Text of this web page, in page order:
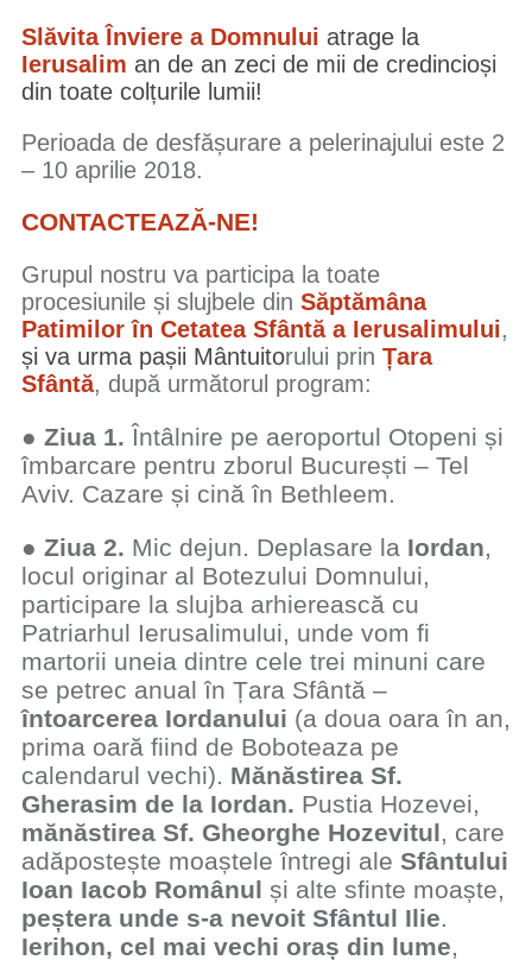
Slăvita Înviere a Domnului atrage la
Ierusalim an de an zeci de mii de credincioși
din toate colțurile lumii!
Perioada de desfășurare a pelerinajului este 2
– 10 aprilie 2018.
​CONTACTEAZĂ-NE!
Grupul nostru va participa la toate
procesiunile și slujbele din Săptămâna
Patimilorîn Cetatea Sfântă a Ierusalimului,
și va urma pașii Mântuitorului prin Țara
Sfântă, după următorul program:
● Ziua 1. Întâlnire pe aeroportul Otopeni și
îmbarcare pentru zborul București – Tel
Aviv. Cazare și cină în Bethleem.
● Ziua 2. Mic dejun. Deplasare la Iordan,
locul originar al Botezului Domnului,
participare la slujba arhierească cu
Patriarhul Ierusalimului, unde vom fi
martorii uneia dintre cele trei minuni care
se petrec anual în Țara Sfântă –
întoarcerea Iordanului (a doua oara în an,
prima oară fiind de Boboteaza pe
calendarul vechi). Mănăstirea Sf.
Gherasim de la Iordan. Pustia Hozevei,
mănăstirea Sf. Gheorghe Hozevitul, care
adăpostește moaștele întregi ale Sfântului
Ioan Iacob Românul și alte sfinte moaște,
peștera unde s-a nevoit Sfântul Ilie.
Ierihon, cel mai vechi oraș din lume,